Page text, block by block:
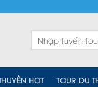
kiếm:
HOT TOUR DU